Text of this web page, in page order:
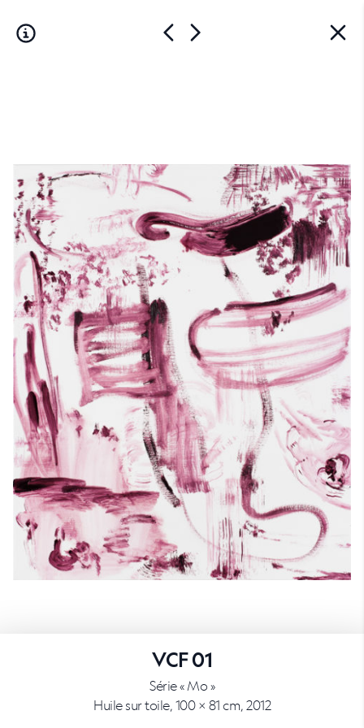
VCF 01
Série « Mo »
Huile sur toile, 100 × 81 cm, 2012